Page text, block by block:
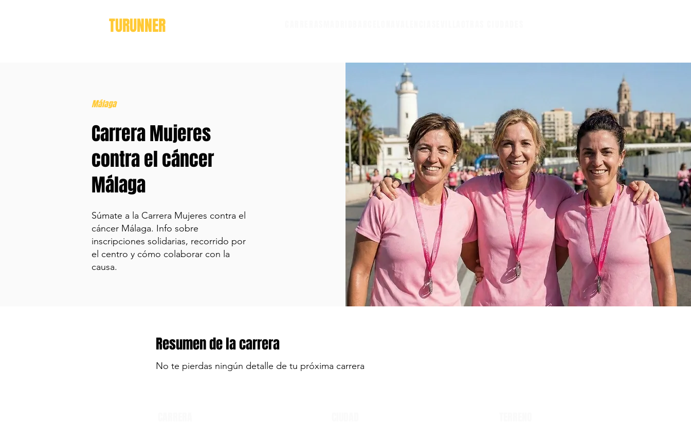
TURUNNER
Málaga
Carrera Mujeres
contra el cáncer
Málaga
Súmate a la Carrera Mujeres contra el
cáncer Málaga. Info sobre
inscripciones solidarias, recorrido por
el centro y cómo colaborar con la
causa.
Resumen de la carrera
No te pierdas ningún detalle de tu próxima carrera